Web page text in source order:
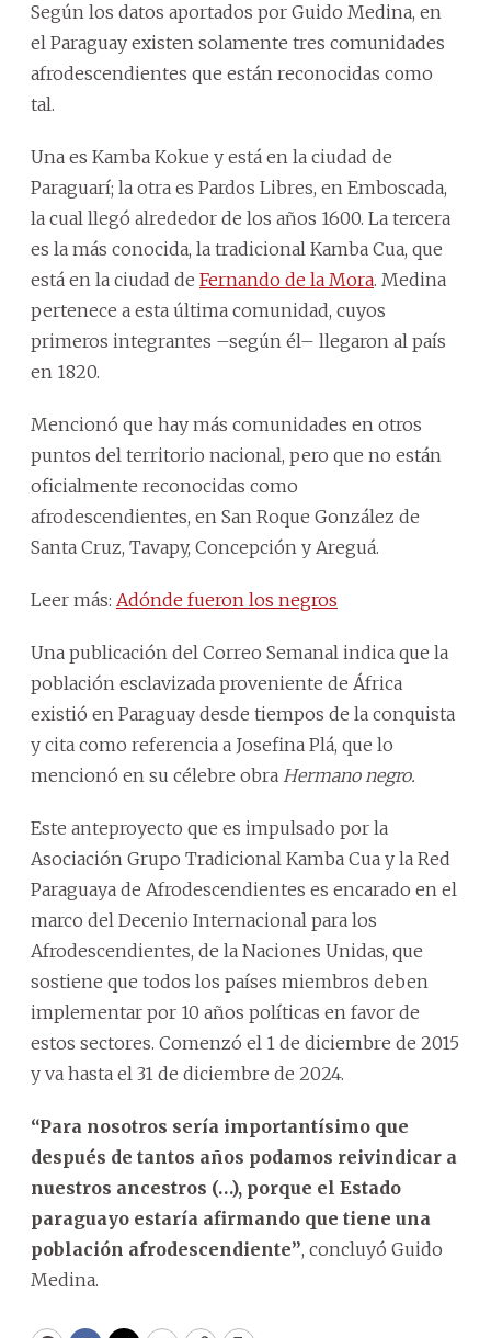
Según los datos aportados por Guido Medina, en
el Paraguay existen solamente tres comunidades
afrodescendientes que están reconocidas como
tal.
Una es Kamba Kokue y está en la ciudad de
Paraguarí; la otra es Pardos Libres, en Emboscada,
la cual llegó alrededor de los años 1600. La tercera
es la más conocida, la tradicional Kamba Cua, que
está en la ciudad de Fernando de la Mora. Medina
pertenece a esta última comunidad, cuyos
primeros integrantes –según él– llegaron al país
en 1820.
Mencionó que hay más comunidades en otros
puntos del territorio nacional, pero que no están
oficialmente reconocidas como
afrodescendientes, en San Roque González de
Santa Cruz, Tavapy, Concepción y Areguá.
Leer más: Adónde fueron los negros
Una publicación del Correo Semanal indica que la
población esclavizada proveniente de África
existió en Paraguay desde tiempos de la conquista
y cita como referencia a Josefina Plá, que lo
mencionó en su célebre obra Hermano negro.
Este anteproyecto que es impulsado por la
Asociación Grupo Tradicional Kamba Cua y la Red
Paraguaya de Afrodescendientes es encarado en el
marco del Decenio Internacional para los
Afrodescendientes, de la Naciones Unidas, que
sostiene que todos los países miembros deben
implementar por 10 años políticas en favor de
estos sectores. Comenzó el 1 de diciembre de 2015
y va hasta el 31 de diciembre de 2024.
“Para nosotros sería importantísimo que
después de tantos años podamos reivindicar a
nuestros ancestros (…), porque el Estado
paraguayo estaría afirmando que tiene una
población afrodescendiente”, concluyó Guido
Medina.